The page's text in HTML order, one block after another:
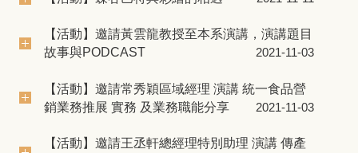
【活動】邀請黃雲龍教授至本系演講，演講題目
故事與PODCAST
2021-11-03
【活動】邀請常秀穎區域經理 演講 統一食品營
銷業務推展 實務 及業務職能分享
2021-11-03
【活動】邀請王丞軒總經理特別助理 演講 傳產